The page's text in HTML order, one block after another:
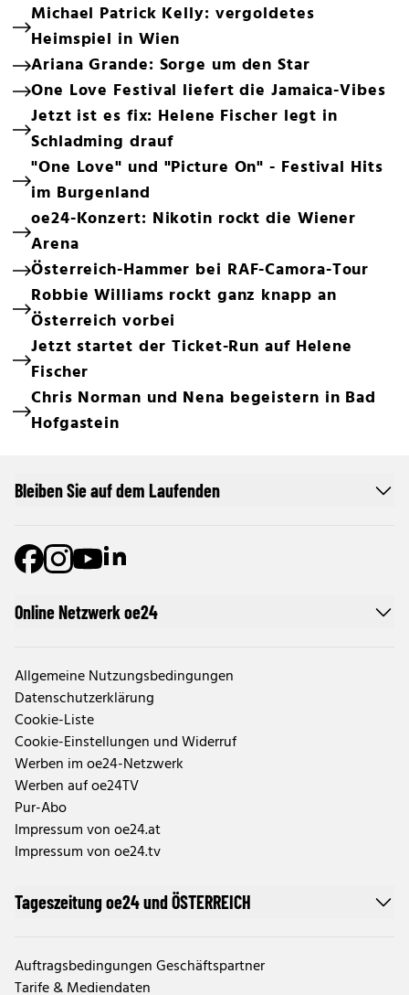
Michael Patrick Kelly: vergoldetes
Heimspiel in Wien
Ariana Grande: Sorge um den Star
One Love Festival liefert die Jamaica-Vibes
Jetzt ist es fix: Helene Fischer legt in
Schladming drauf
"One Love" und "Picture On" - Festival Hits
im Burgenland
oe24-Konzert: Nikotin rockt die Wiener
Arena
Österreich-Hammer bei RAF-Camora-Tour
Robbie Williams rockt ganz knapp an
Österreich vorbei
Jetzt startet der Ticket-Run auf Helene
Fischer
Chris Norman und Nena begeistern in Bad
Hofgastein
Online Netzwerk oe24
Allgemeine Nutzungsbedingungen
Datenschutzerklärung
Cookie-Liste
Cookie-Einstellungen und Widerruf
Werben im oe24-Netzwerk
Werben auf oe24TV
Pur-Abo
Impressum von oe24.at
Impressum von oe24.tv
Tageszeitung oe24 und ÖSTERREICH
Auftragsbedingungen Geschäftspartner
Tarife & Mediendaten
Bleiben Sie auf dem Laufenden